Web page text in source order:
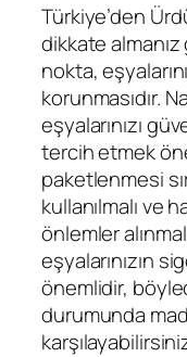
Türkiye’den
dikkate
nokta,
korunmasıdır.
eşyalarınızı
tercih etmek
paketlenmesi
kullanılmalı ve
önlemler
eşyalarınızın
önemlidir,
durumunda